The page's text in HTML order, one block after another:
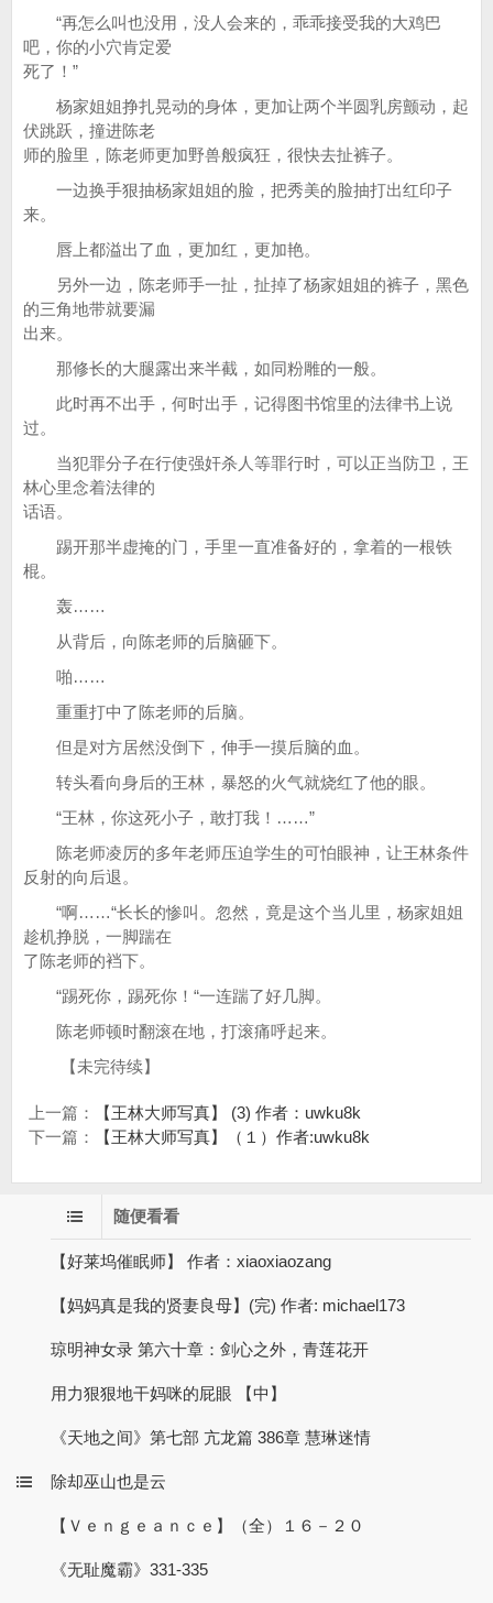
“再怎么叫也没用，没人会来的，乖乖接受我的大鸡巴
吧，你的小穴肯定爱
死了！”
杨家姐姐挣扎晃动的身体，更加让两个半圆乳房颤动，起
伏跳跃，撞进陈老
师的脸里，陈老师更加野兽般疯狂，很快去扯裤子。
一边换手狠抽杨家姐姐的脸，把秀美的脸抽打出红印子
来。
唇上都溢出了血，更加红，更加艳。
另外一边，陈老师手一扯，扯掉了杨家姐姐的裤子，黑色
的三角地带就要漏
出来。
那修长的大腿露出来半截，如同粉雕的一般。
此时再不出手，何时出手，记得图书馆里的法律书上说
过。
当犯罪分子在行使强奸杀人等罪行时，可以正当防卫，王
林心里念着法律的
话语。
踢开那半虚掩的门，手里一直准备好的，拿着的一根铁
棍。
轰……
从背后，向陈老师的后脑砸下。
啪……
重重打中了陈老师的后脑。
但是对方居然没倒下，伸手一摸后脑的血。
转头看向身后的王林，暴怒的火气就烧红了他的眼。
“王林，你这死小子，敢打我！……”
陈老师凌厉的多年老师压迫学生的可怕眼神，让王林条件
反射的向后退。
“啊……“长长的惨叫。忽然，竟是这个当儿里，杨家姐姐
趁机挣脱，一脚踹在
了陈老师的裆下。
“踢死你，踢死你！“一连踹了好几脚。
陈老师顿时翻滚在地，打滚痛呼起来。
【未完待续】
上一篇：
【王林大师写真】 (3) 作者：uwku8k
下一篇：
【王林大师写真】（１）作者:uwku8k
随便看看
【好莱坞催眠师】 作者：xiaoxiaozang
【妈妈真是我的贤妻良母】(完) 作者: michael173
琼明神女录 第六十章：剑心之外，青莲花开
用力狠狠地干妈咪的屁眼 【中】
《天地之间》第七部 亢龙篇 386章 慧琳迷情
除却巫山也是云
【Ｖｅｎｇｅａｎｃｅ】（全）１６－２０
《无耻魔霸》331-335